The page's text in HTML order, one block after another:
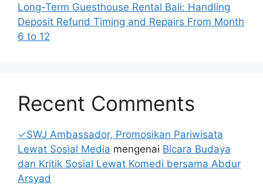
Long-Term Guesthouse Rental Bali: Handling
Deposit Refund Timing and Repairs From Month
6 to 12
Recent Comments
✓SWJ Ambassador, Promosikan Pariwisata
Lewat Sosial Media mengenai Bicara Budaya
dan Kritik Sosial Lewat Komedi bersama Abdur
Arsyad